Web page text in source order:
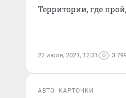
Территории, где
22 июля, 2021, 12:31 3
АВТО КАРТОЧКИ